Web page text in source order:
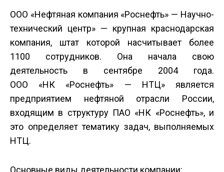
ООО «Нефтяная компания «Роснефть» — Научно-
технический центр» — крупная краснодарская
компания, штат которой насчитывает более
1100 сотрудников. Она начала свою
деятельность в сентябре 2004 года.
ООО «НК «Роснефть» — НТЦ» является
предприятием нефтяной отрасли России,
входящим в структуру ПАО «НК «Роснефть», и
это определяет тематику задач, выполняемых
НТЦ.
Основные виды деятельности компании: